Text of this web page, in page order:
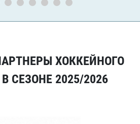
ХОККЕЙНОГО
СЕЗОНЕ 2025/2026